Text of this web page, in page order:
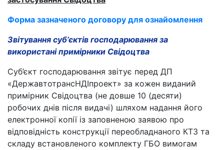
Форма зазначеного договору для ознайомлення
Звітування суб’єктів господарювання за
використані примірники Свідоцтва
Суб’єкт господарювання звітує перед ДП
«ДержавтотрансНДІпроект» за кожен виданий
примірник Свідоцтва (не довше 10 (десяти)
робочих днів після видачі) шляхом надання його
електронної копії із заповненою заявою про
відповідність конструкції переобладнаного КТЗ та
складу встановленого комплекту ГБО вимогам